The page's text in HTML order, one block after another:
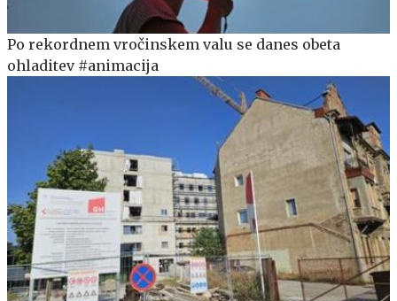
Po rekordnem vročinskem valu se danes obeta
ohladitev #animacija